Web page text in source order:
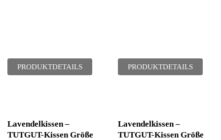
PRODUKTDETAILS PRODUKTDETAILS
Lavendelkissen –
TUTGUT-Kissen Größe
Lavendelkissen –
TUTGUT-Kissen Größe